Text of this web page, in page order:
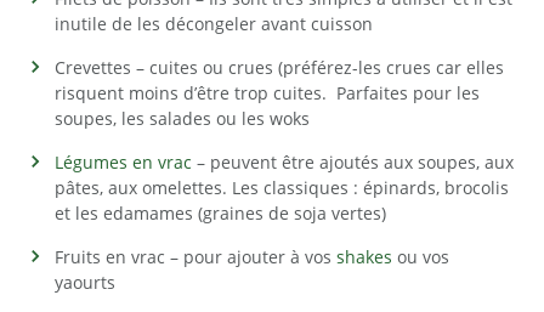
inutile de les décongeler avant cuisson
Crevettes – cuites ou crues (préférez-les crues car elles
risquent moins d’être trop cuites. Parfaites pour les
soupes, les salades ou les woks
Légumes en vrac – peuvent être ajoutés aux soupes, aux
pâtes, aux omelettes. Les classiques : épinards, brocolis
et les edamames (graines de soja vertes)
Fruits en vrac – pour ajouter à vos shakes ou vos
yaourts